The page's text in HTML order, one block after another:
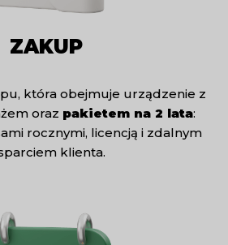
ZAKUP
która obejmuje urządzenie z
oraz pakietem na 2 lata:
rocznymi, licencją i zdalnym
klienta.